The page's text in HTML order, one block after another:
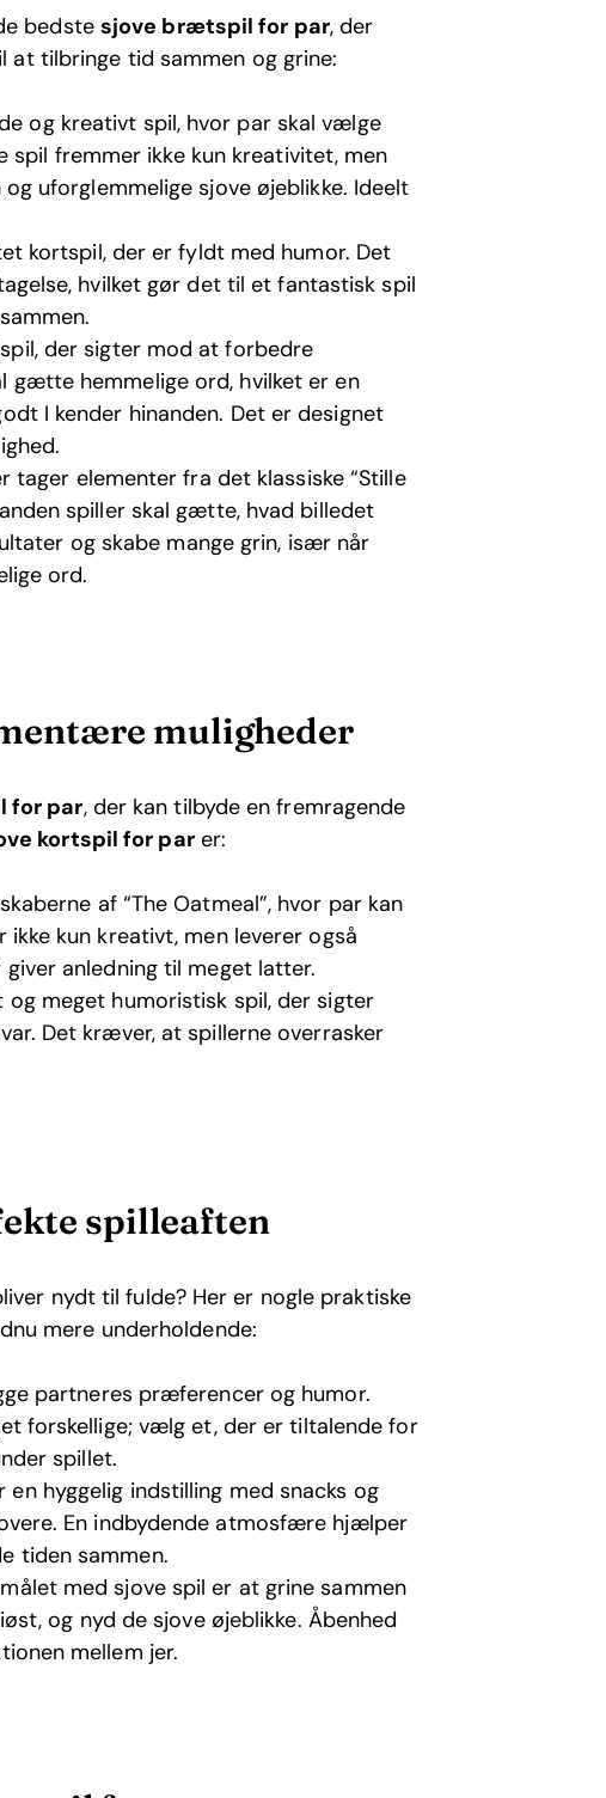
bedste sjove brætspil for par, der
at tilbringe tid sammen og grine:
og kreativt spil, hvor par skal vælge
fremmer ikke kun kreativitet, men
uforglemmelige sjove øjeblikke. Ideelt
kortspil, der er fyldt med humor. Det
hvilket gør det til et fantastisk spil
der sigter mod at forbedre
gætte hemmelige ord, hvilket er en
I kender hinanden. Det er designet
tager elementer fra det klassiske “Stille
spiller skal gætte, hvad billedet
og skabe mange grin, især når
ord.
muligheder
for par, der kan tilbyde en fremragende
kortspil for parer:
af “The Oatmeal”, hvor par kan
kun kreativt, men leverer også
anledning til meget latter.
meget humoristisk spil, der sigter
Det kræver, at spillerne overrasker
spilleaften
nydt til fulde? Her er nogle praktiske
mere underholdende:
partneres præferencer og humor.
forskellige; vælg et, der er tiltalende for
spillet.
en hyggelig indstilling med snacks og
En indbydende atmosfære hjælper
tiden sammen.
med sjove spil er at grine sammen
og nyd de sjove øjeblikke. Åbenhed
mellem jer.